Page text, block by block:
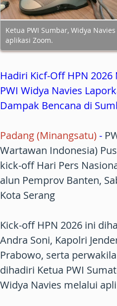
Ketua PWI Sumbar, Widya
aplikasi Zoom.
Hadiri Kicf-Off HPN
PWI Widya Navies
Dampak Bencana di
Padang (Minangsatu) -
Wartawan Indonesia)
kick-off Hari Pers
alun Pemprov Banten,
Kota Serang
Kick-off HPN 2026 ini
Andra Soni, Kapolri
Prabowo, serta
dihadiri Ketua PWI
Widya Navies melalui